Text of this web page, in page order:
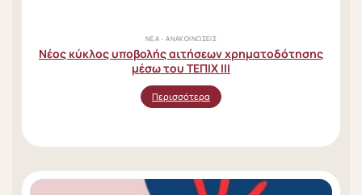
ΝΈΑ - ΑΝΑΚΟΙΝΏΣΕΙΣ
Νέος κύκλος υποβολής αιτήσεων χρηματοδότησης
μέσω του ΤΕΠΙΧ ΙΙΙ
Περισσότερα